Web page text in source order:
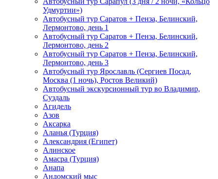
Удмуртии»)
Автобусный тур Саратов + Пенза, Белинский,
Лермонтово, день 1
Автобусный тур Саратов + Пенза, Белинский,
Лермонтово, день 2
Автобусный тур Саратов + Пенза, Белинский,
Лермонтово, день 3
Автобусный тур Ярославль (Сергиев Посад,
Москва (1 ночь), Ростов Великий)
Автобусный экскурсионный тур во Владимир,
Суздаль
Агидель
Азов
Аксарка
Аланья (Турция)
Александрия (Египет)
Алинское
Амасра (Турция)
Анапа
Андомский мыс